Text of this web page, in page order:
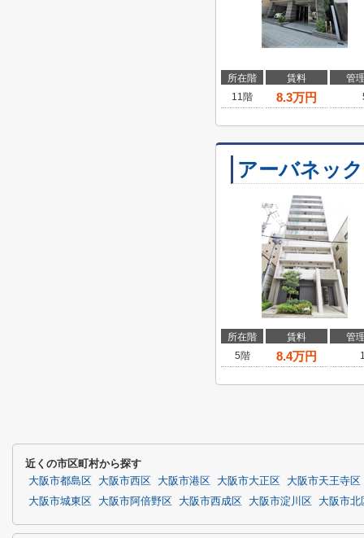
所在階 賃料
管
11階
8.3万円
アーバネッ
所在階 賃料
管
5階
8.4万円
近くの市区町村から探す
大阪市都島区 大阪市西区 大阪市港区 大阪市大正区
大阪市天王寺区
大阪市城東区
大阪市阿倍野区 大阪市西成区 大阪市淀川区 大阪市北